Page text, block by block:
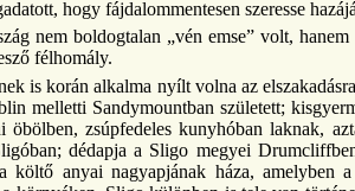
hogy fájdalommentesen szeresse
nem boldogtalan „vén emse” volt,
félhomály.
is korán alkalma nyílt volna az
melletti Sandymountban született;
öbölben, zsúpfedeles kunyhóban laknak,
dédapja a Sligo megyei
költő anyai nagyapjának háza, amelyben